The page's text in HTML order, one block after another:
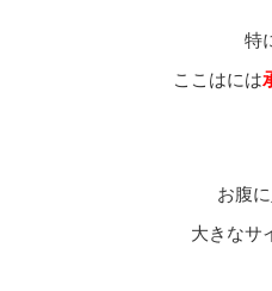
特
ここはには
お腹
大きなサ